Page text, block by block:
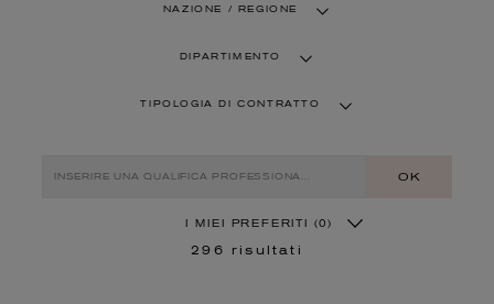
NAZIONE / REGIONE
DIPARTIMENTO
TIPOLOGIA DI CONTRATTO
OK
I MIEI PREFERITI (0)
296 risultati